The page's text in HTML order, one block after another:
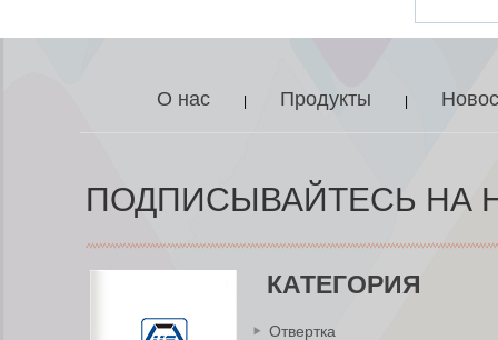
крутящий момент
О нас | Продукты |
ПОДПИСЫВАЙТЕСЬ НА
КАТЕГОРИЯ
Отвертка